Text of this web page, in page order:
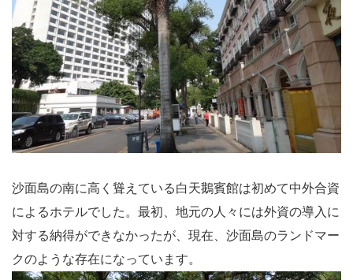
沙面島の南に高く聳えている白天鵝賓館は初めて中外合資
によるホテルでした。最初、地元の人々には外資の導入に
対する納得ができなかったが、現在、沙面島のランドマー
クのような存在になっています。